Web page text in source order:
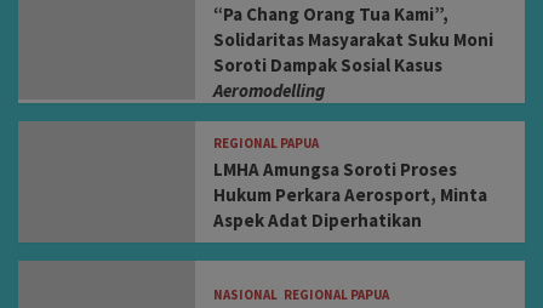
“Pa Chang Orang Tua Kami”,
Solidaritas Masyarakat Suku Moni
Soroti Dampak Sosial Kasus
Aeromodelling
REGIONAL PAPUA
LMHA Amungsa Soroti Proses
Hukum Perkara Aerosport, Minta
Aspek Adat Diperhatikan
NASIONAL REGIONAL PAPUA